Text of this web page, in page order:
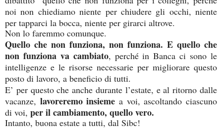
noi non chiediamo niente per chiudere gli occhi, niente
per tapparci la bocca, niente per girarci altrove.
Non lo faremmo comunque.
Quello che non funziona, non funziona. E quello che
non funziona va cambiato, perché in Banca ci sono le
intelligenze e le risorse necessarie per migliorare questo
posto di lavoro, a beneficio di tutti.
E’ per questo che anche durante l’estate, e al ritorno dalle
vacanze, lavoreremo insieme a voi, ascoltando ciascuno
di voi, per il cambiamento, quello vero.
Intanto, buona estate a tutti, dal Sibc!